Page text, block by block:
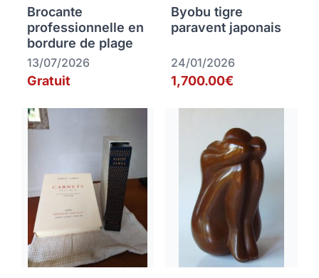
Brocante
professionnelle en
bordure de plage
13/07/2026
Gratuit
Byobu tigre
paravent japonais
24/01/2026
1,700.00€